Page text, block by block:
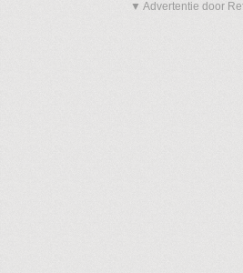
▼ Advertentie door